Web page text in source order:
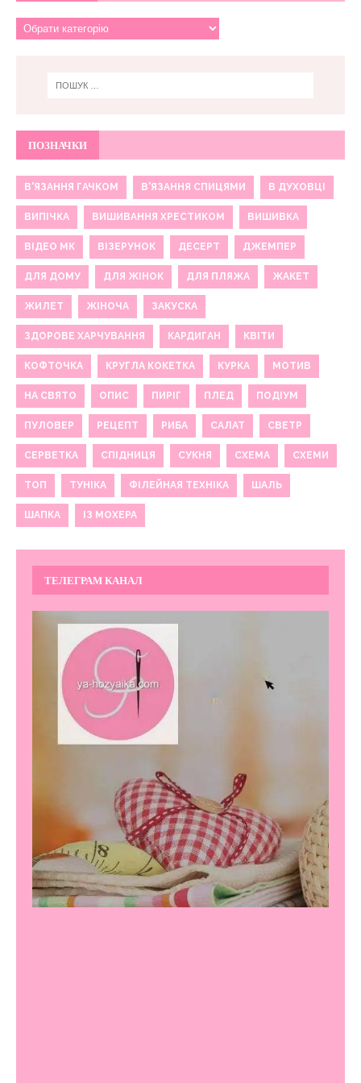
ПОЗНАЧКИ
В'ЯЗАННЯ ГАЧКОМ В'ЯЗАННЯ СПИЦЯМИ В ДУХОВЦІ
ВИПІЧКА ВИШИВАННЯ ХРЕСТИКОМ ВИШИВКА
ВІДЕО МК ВІЗЕРУНОК ДЕСЕРТ ДЖЕМПЕР
ДЛЯ ДОМУ ДЛЯ ЖІНОК ДЛЯ ПЛЯЖА ЖАКЕТ
ЖИЛЕТ ЖІНОЧА ЗАКУСКА
ЗДОРОВЕ ХАРЧУВАННЯ КАРДИГАН КВІТИ
КОФТОЧКА КРУГЛА КОКЕТКА КУРКА МОТИВ
НА СВЯТО ОПИС ПИРІГ ПЛЕД ПОДІУМ
ПУЛОВЕР РЕЦЕПТ РИБА САЛАТ СВЕТР
СЕРВЕТКА СПІДНИЦЯ СУКНЯ СХЕМА СХЕМИ
ТОП ТУНІКА ФІЛЕЙНАЯ ТЕХНІКА ШАЛЬ
ШАПКА ІЗ МОХЕРА
ТЕЛЕГРАМ КАНАЛ